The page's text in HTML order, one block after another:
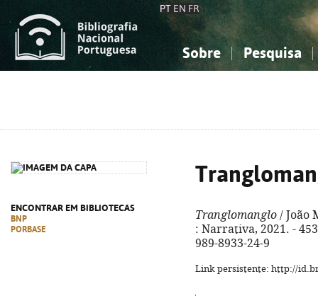
PT EN FR
Sobre Pesquisa
ENCONTRAR EM BIBLIOTECAS
BNP
PORBASE
Tranglomanglo / João
: Narrativa, 2021. -
989-8933-24-9
Link persistente: http://